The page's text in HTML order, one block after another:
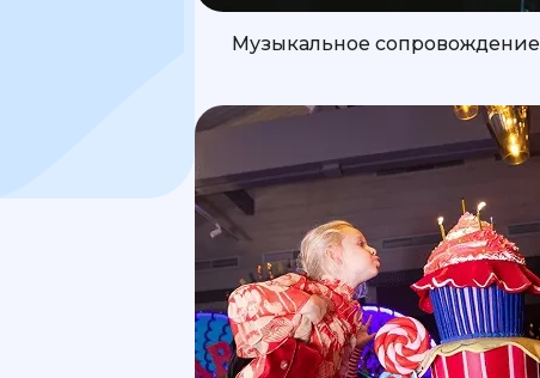
Музыкальное сопровождение